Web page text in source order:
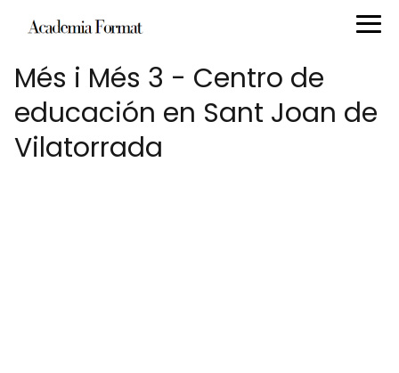
Més i Més 3 - Centro de
educación en Sant Joan de
Vilatorrada